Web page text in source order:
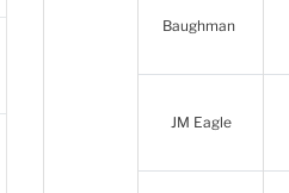
Baughman
JM Eagle